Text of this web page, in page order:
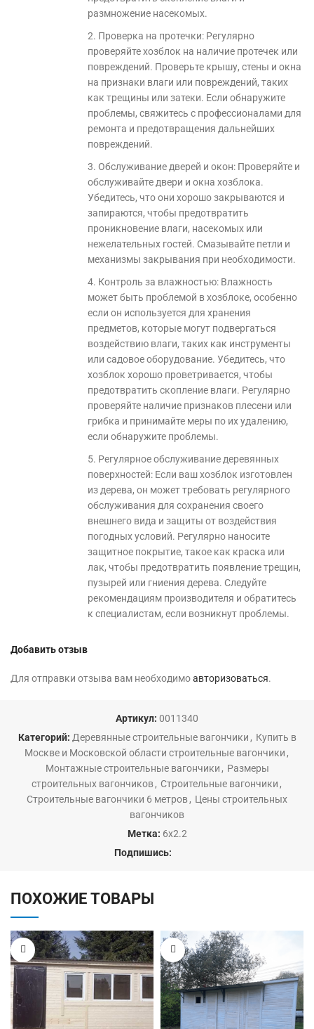
размножение насекомых.
2. Проверка на протечки: Регулярно
проверяйте хозблок на наличие протечек или
повреждений. Проверьте крышу, стены и окна
на признаки влаги или повреждений, таких
как трещины или затеки. Если обнаружите
проблемы, свяжитесь с профессионалами для
ремонта и предотвращения дальнейших
повреждений.
3. Обслуживание дверей и окон: Проверяйте и
обслуживайте двери и окна хозблока.
Убедитесь, что они хорошо закрываются и
запираются, чтобы предотвратить
проникновение влаги, насекомых или
нежелательных гостей. Смазывайте петли и
механизмы закрывания при необходимости.
4. Контроль за влажностью: Влажность
может быть проблемой в хозблоке, особенно
если он используется для хранения
предметов, которые могут подвергаться
воздействию влаги, таких как инструменты
или садовое оборудование. Убедитесь, что
хозблок хорошо проветривается, чтобы
предотвратить скопление влаги. Регулярно
проверяйте наличие признаков плесени или
грибка и принимайте меры по их удалению,
если обнаружите проблемы.
5. Регулярное обслуживание деревянных
поверхностей: Если ваш хозблок изготовлен
из дерева, он может требовать регулярного
обслуживания для сохранения своего
внешнего вида и защиты от воздействия
погодных условий. Регулярно наносите
защитное покрытие, такое как краска или
лак, чтобы предотвратить появление трещин,
пузырей или гниения дерева. Следуйте
рекомендациям производителя и обратитесь
к специалистам, если возникнут проблемы.
Добавить отзыв
Для отправки отзыва вам необходимоавторизоваться.
Артикул: 0011340
Категорий: Деревянные строительные вагончики , Купить в
Москве и Московской области строительные вагончики ,
Монтажные строительные вагончики , Размеры
строительных вагончиков , Строительные вагончики ,
Строительные вагончики 6 метров, Цены строительных
вагончиков
Метка: 6х2.2
Подпишись:
ПОХОЖИЕ ТОВАРЫ